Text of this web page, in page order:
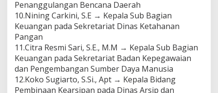
Penanggulangan Bencana Daerah
10.Nining Carkini, S.E → Kepala Sub Bagian
Keuangan pada Sekretariat Dinas Ketahanan
Pangan
11.Citra Resmi Sari, S.E., M.M → Kepala Sub Bagian
Keuangan pada Sekretariat Badan Kepegawaian
dan Pengembangan Sumber Daya Manusia
12.Koko Sugiarto, S.Si., Apt → Kepala Bidang
Pembinaan Kearsipan pada Dinas Arsip dan